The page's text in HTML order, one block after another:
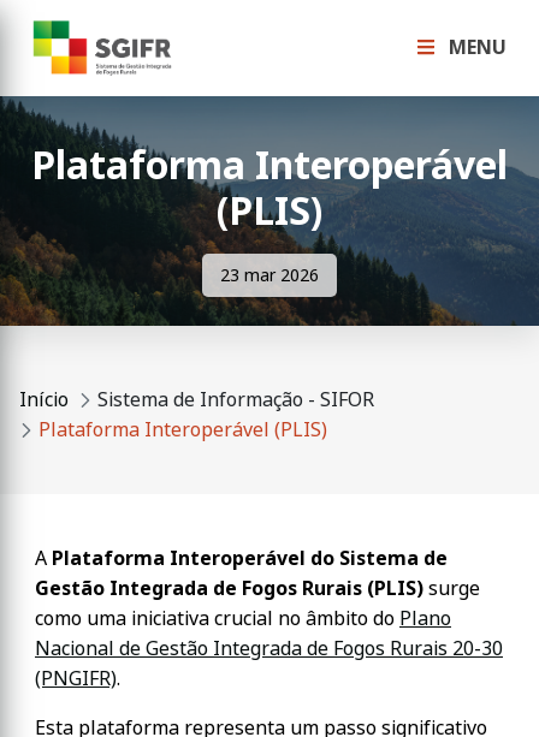
MENU
Plataforma Interoperável
(PLIS)
23 mar 2026
Início
Sistema de Informação - SIFOR
Plataforma Interoperável (PLIS)
A Plataforma Interoperável do Sistema de
Gestão Integrada de Fogos Rurais (PLIS)surge
como uma iniciativa crucial no âmbito do Plano
Nacional de Gestão Integrada de Fogos Rurais 20-30
(PNGIFR).
Esta plataforma representa um passo significativo